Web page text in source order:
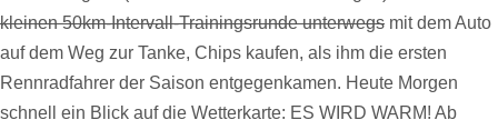
kleinen 50km-Intervall-Trainingsrunde unterwegs mit dem Auto
auf dem Weg zur Tanke, Chips kaufen, als ihm die ersten
Rennradfahrer der Saison entgegenkamen. Heute Morgen
schnell ein Blick auf die Wetterkarte: ES WIRD WARM! Ab